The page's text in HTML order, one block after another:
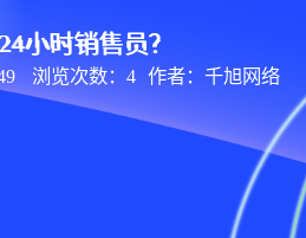
小时销售员？
浏览次数：4 作者：千旭网络